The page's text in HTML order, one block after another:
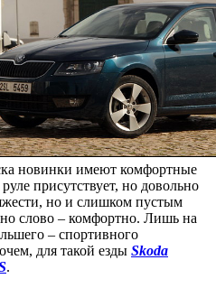
новинки имеют комфортные
присутствует, но довольно
но и слишком пустым
слово – комфортно. Лишь на
– спортивного
для такой езды Skoda
.